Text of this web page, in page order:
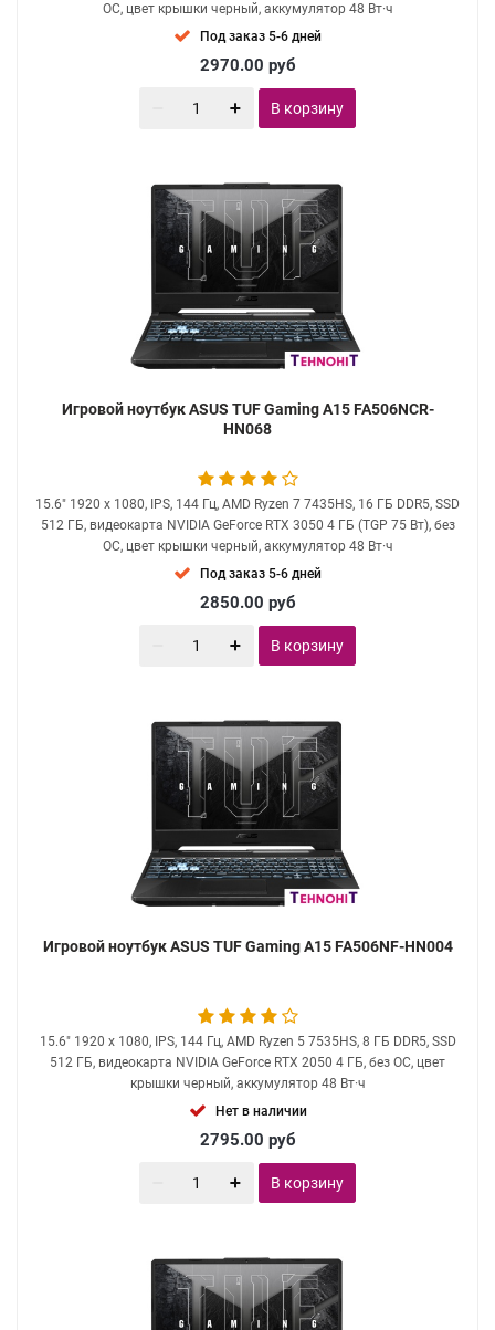
ОС, цвет крышки черный, аккумулятор 48 Вт·ч
Под заказ 5-6 дней
2970.00 руб
В корзину
Игровой ноутбук ASUS TUF Gaming A15 FA506NCR-
HN068
15.6" 1920 x 1080, IPS, 144 Гц, AMD Ryzen 7 7435HS, 16 ГБ DDR5, SSD
512 ГБ, видеокарта NVIDIA GeForce RTX 3050 4 ГБ (TGP 75 Вт), без
ОС, цвет крышки черный, аккумулятор 48 Вт·ч
Под заказ 5-6 дней
2850.00 руб
В корзину
Игровой ноутбук ASUS TUF Gaming A15 FA506NF-HN004
15.6" 1920 x 1080, IPS, 144 Гц, AMD Ryzen 5 7535HS, 8 ГБ DDR5, SSD
512 ГБ, видеокарта NVIDIA GeForce RTX 2050 4 ГБ, без ОС, цвет
крышки черный, аккумулятор 48 Вт·ч
Нет в наличии
2795.00 руб
В корзину